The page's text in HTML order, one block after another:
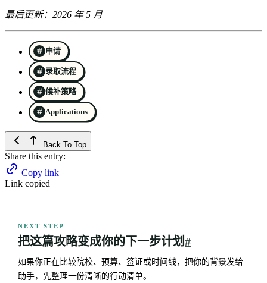
最后更新：2026 年 5 月
申请
录取流程
候补策略
Applications
Back To Top
Share this entry:
Copy link
Link copied
NEXT STEP
把这篇攻略变成你的下一步计划#
如果你正在比较院校、预算、签证或时间线，把你的背景发给
助手，先整理一份清晰的行动清单。